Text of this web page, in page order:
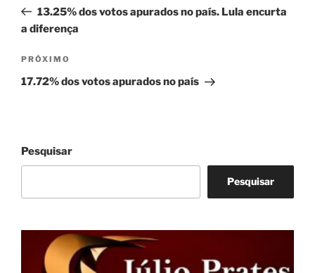
Post
anterior
13.25% dos votos apurados no país. Lula encurta
a diferença
Próximo
post
PRÓXIMO
17.72% dos votos apurados no país
Pesquisar
Pesquisar